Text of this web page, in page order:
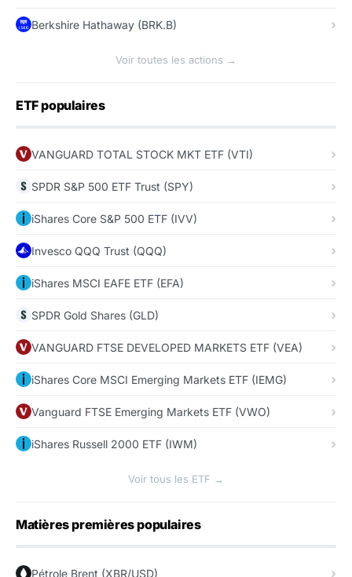
Berkshire Hathaway (BRK.B)
Voir toutes les actions →
ETF populaires
VANGUARD TOTAL STOCK MKT ETF (VTI)
SPDR S&P 500 ETF Trust (SPY)
iShares Core S&P 500 ETF (IVV)
Invesco QQQ Trust (QQQ)
iShares MSCI EAFE ETF (EFA)
SPDR Gold Shares (GLD)
VANGUARD FTSE DEVELOPED MARKETS ETF (VEA)
iShares Core MSCI Emerging Markets ETF (IEMG)
Vanguard FTSE Emerging Markets ETF (VWO)
iShares Russell 2000 ETF (IWM)
Voir tous les ETF →
Matières premières populaires
Pétrole Brent (XBR/USD)